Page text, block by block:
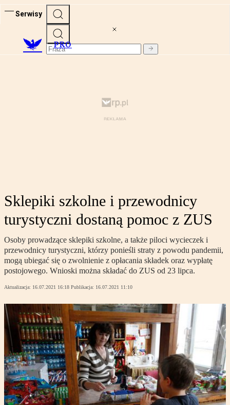
Serwisy
PRO
Sklepiki szkolne i przewodnicy
turystyczni dostaną pomoc z ZUS
Osoby prowadzące sklepiki szkolne, a także piloci wycieczek i
przewodnicy turystyczni, którzy ponieśli straty z powodu pandemii,
mogą ubiegać się o zwolnienie z opłacania składek oraz wypłatę
postojowego. Wnioski można składać do ZUS od 23 lipca.
Aktualizacja: 16.07.2021 16:18 Publikacja: 16.07.2021 11:10